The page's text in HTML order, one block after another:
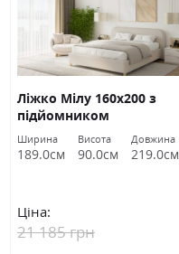
Ліжко Мілу 160х200 з
підйомником
Ширина
189.0см
Висота
90.0см
Довжина
219.0см
Ціна:
21 185 грн